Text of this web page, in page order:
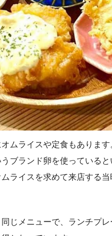
ムライスや定食もありま
ブランド卵を使っている
ライスを求めて来店する
じメニューで、ランチプ